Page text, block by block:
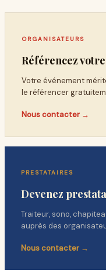
ORGANISATEURS
Référencez
Votre événement
le référencer
Nous contacter →
PRESTATAIRES
Devenez
Traiteur, sono,
auprès des
Nous contacter →